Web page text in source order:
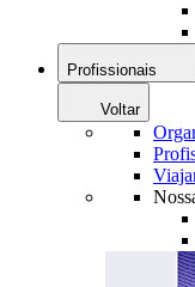
Profissionais
Voltar